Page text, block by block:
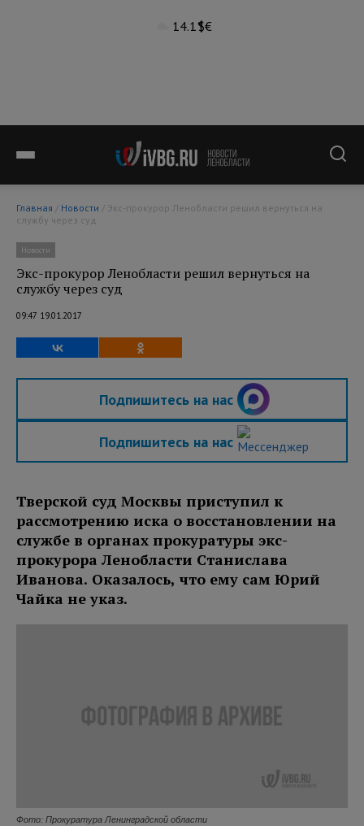
14.1°$€
Главная / Новости
службу через суд
Новости
Экс-прокурор Ленобласти решил вернуться на
службу через суд
09:47 19.01.2017
Подпишитесь на нас
Подпишитесь на нас
Тверской суд Москвы приступил к
рассмотрению иска о восстановлении на
службе в органах прокуратуры экс-
прокурора Ленобласти Станислава
Иванова. Оказалось, что ему сам Юрий
Чайка не указ.
Фото: Прокуратура Ленинградской области